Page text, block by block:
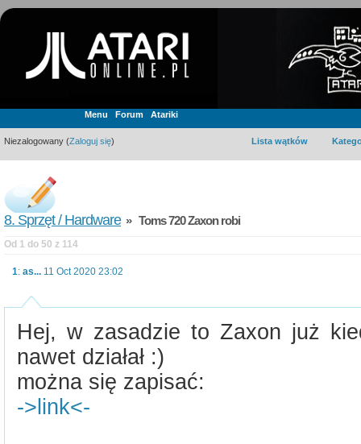
Menu Forum Atariki
Niezalogowany (Zaloguj się) Lista wątków
8. Sprzęt / Hardware» Toms 720 Zaxon robi
Od 1 do 50 z 114
1: as... 11 Oct 2020 23:02
Hej, w zasadzie to Zaxon już
nawet działał :)
można się zapisać:
->link<-